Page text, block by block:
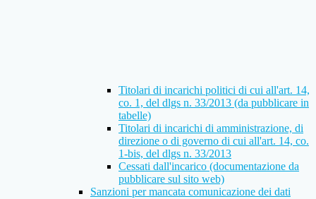
Titolari di incarichi politici di cui all'art. 14,
co. 1, del dlgs n. 33/2013 (da pubblicare in
tabelle)
Titolari di incarichi di amministrazione, di
direzione o di governo di cui all'art. 14, co.
1-bis, del dlgs n. 33/2013
Cessati dall'incarico (documentazione da
pubblicare sul sito web)
Sanzioni per mancata comunicazione dei dati